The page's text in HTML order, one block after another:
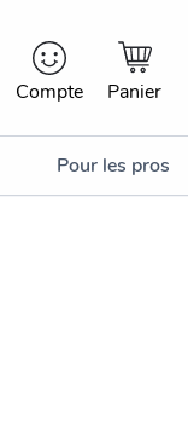
Compte Panier
Pour les pros